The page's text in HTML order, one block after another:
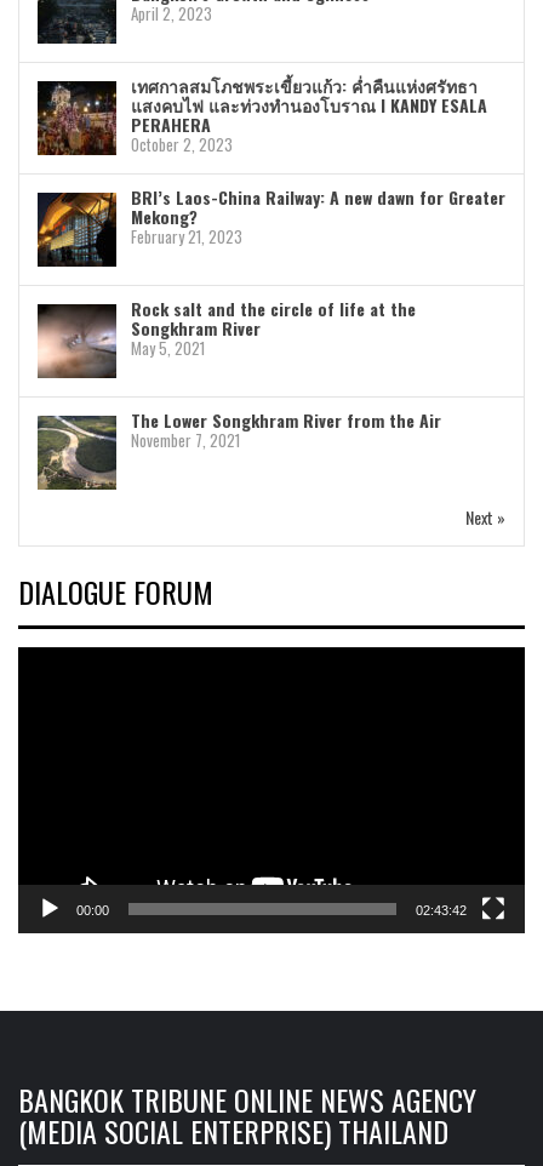
April 2, 2023
เทศกาลสมโภชพระเขี้ยวแก้ว: ค่ำคืนแห่งศรัทธา
แสงคบไฟ และท่วงทำนองโบราณ I KANDY ESALA
PERAHERA
October 2, 2023
BRI’s Laos-China Railway: A new dawn for Greater
Mekong?
February 21, 2023
Rock salt and the circle of life at the
Songkhram River
May 5, 2021
The Lower Songkhram River from the Air
November 7, 2021
Next »
DIALOGUE FORUM
00:00 02:43:42
BANGKOK TRIBUNE ONLINE NEWS AGENCY
(MEDIA SOCIAL ENTERPRISE) THAILAND